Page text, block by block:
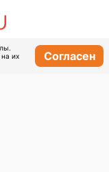
на их
Согласен